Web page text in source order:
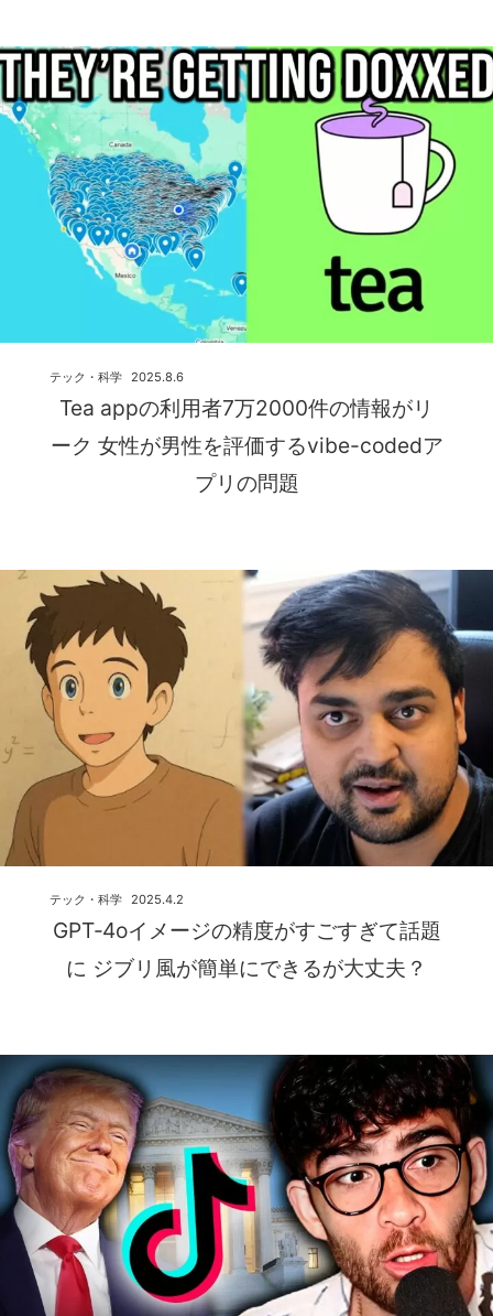
Tea appの利用者7万2000件の情報がリ
ーク 女性が男性を評価するvibe-codedア
プリの問題
2025.8.6
テック・科学
GPT‑4oイメージの精度がすごすぎて話題
に ジブリ風が簡単にできるが大丈夫？
2025.4.2
テック・科学